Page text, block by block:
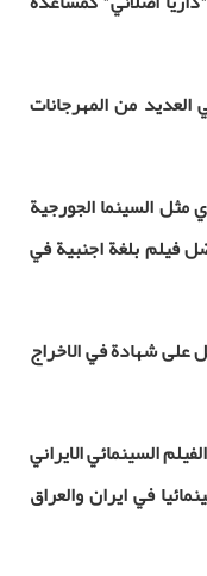
من المهرجانات
السينما الجورجية
فيلم بلغة اجنبية في
على شهادة في الاخراج
اظفاره وأما احترف الفن منذ عام 2000 بتصوير الفيلم السينمائي الايراني
جبلي وبعد ذلك قام بتصوير أكثر من 35 فيلما سينمائيا في ايران والعراق